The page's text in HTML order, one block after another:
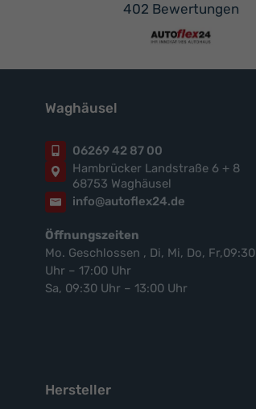
402 Bewertungen
Waghäusel
06269 42 87 00
Hambrücker Landstraße 6 + 8
68753 Waghäusel
info@autoflex24.de
Öffnungszeiten
Mo. Geschlossen , Di, Mi, Do, Fr,09:30
Uhr – 17:00 Uhr
Sa, 09:30 Uhr – 13:00 Uhr
Hersteller